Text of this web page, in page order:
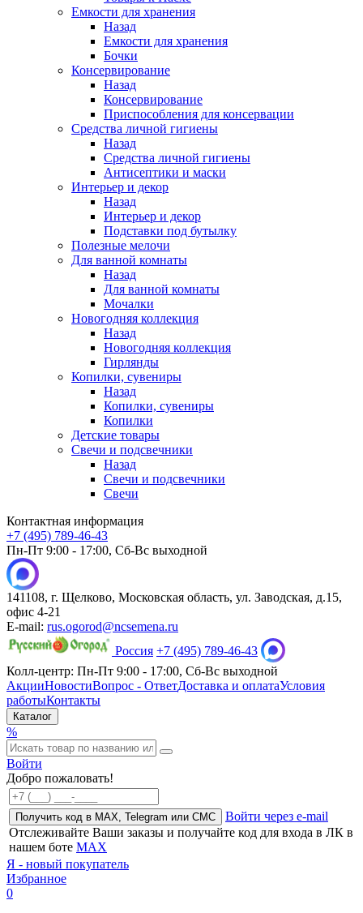
Емкости для хранения
Назад
Емкости для хранения
Бочки
Консервирование
Назад
Консервирование
Приспособления для консервации
Средства личной гигиены
Назад
Средства личной гигиены
Антисептики и маски
Интерьер и декор
Назад
Интерьер и декор
Подставки под бутылку
Полезные мелочи
Для ванной комнаты
Назад
Для ванной комнаты
Мочалки
Новогодняя коллекция
Назад
Новогодняя коллекция
Гирлянды
Копилки, сувениры
Назад
Копилки, сувениры
Копилки
Детские товары
Свечи и подсвечники
Назад
Свечи и подсвечники
Свечи
Контактная информация
+7 (495) 789-46-43
Пн-Пт 9:00 - 17:00, Сб-Вс выходной
141108, г. Щелково, Московская область, ул. Заводская, д.15,
офис 4-21
E-mail: rus.ogorod@ncsemena.ru
Россия +7 (495) 789-46-43
Колл-центр: Пн-Пт 9:00 - 17:00, Сб-Вс выходной
АкцииНовостиВопрос - ОтветДоставка и оплатаУсловия
работыКонтакты
Каталог
%
Войти
Добро пожаловать!
Получить код в MAX, Telegram или СМС
Войти через e-mail
Отслеживайте Ваши заказы и получайте код для входа в ЛК в
нашем боте MAX
Я - новый покупатель
Избранное
0